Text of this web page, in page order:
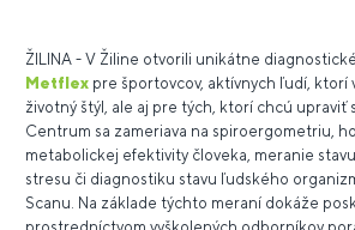
ŽILINA - V Žiline otvorili unikátne diagnostické
Metflex pre športovcov, aktívnych ľudí, ktorí
životný štýl, ale aj pre tých, ktorí chcú upraviť
Centrum sa zameriava na spiroergometriu,
metabolickej efektivity človeka, meranie
stresu či diagnostiku stavu ľudského
Scanu. Na základe týchto meraní dokáže